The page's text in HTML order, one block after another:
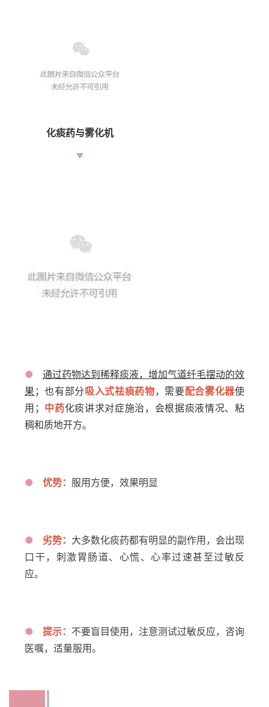
化痰药与雾化机
● 通过药物达到稀释痰液，增加气道纤毛摆动的效
果 ；也有部分吸入式祛痰药物，需要配合雾化器使
用； 中药化痰讲求对症施治，会根据痰液情况、粘
稠和质地开方。
● 优势： 服用方便，效果明显
● 劣势： 大多数化痰药都有明显的副作用，会出现
口干，刺激胃肠道、心慌、心率过速甚至过敏反
应。
● 提示： 不要盲目使用，注意测试过敏反应，咨询
医嘱，适量服用。